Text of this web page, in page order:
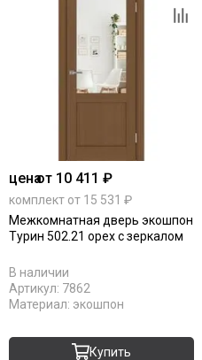
ценаот 10 411 ₽
комплект от 15 531 ₽
Межкомнатная дверь экошпон
Турин 502.21 орех с зеркалом
В наличии
Артикул: 7862
Материал: экошпон
Купить